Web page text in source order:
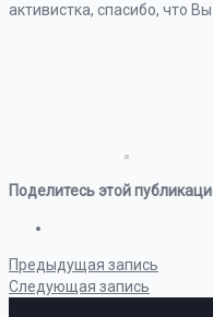
активистка, спасибо, что
Поделитесь этой
Предыдущая запись
Следующая запись